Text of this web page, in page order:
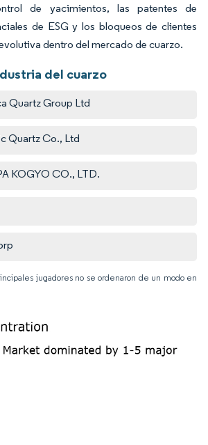
de yacimientos, las patentes de
de ESG y los bloqueos de clientes
dentro del mercado de cuarzo.
del cuarzo
Quartz Group Ltd
Quartz Co., Ltd
KOGYO CO., LTD.
jugadores no se ordenaron de un modo en